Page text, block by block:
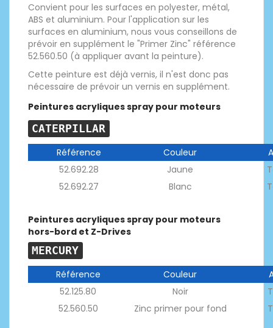
Convient pour les surfaces en polyester, métal,
ABS et aluminium. Pour l'application sur les
surfaces en aluminium, nous vous conseillons de
prévoir en supplément le "Primer Zinc" référence
52.560.50 (à appliquer avant la peinture).
Cette peinture est déjà vernis, il n'est donc pas
nécessaire de prévoir un vernis en supplément.
Peintures acryliques spray pour moteurs
CATERPILLAR
Référence Couleur
52.692.28
Jaune
52.692.27
Blanc
Peintures acryliques spray pour moteurs
hors-bord et Z-Drives
MERCURY
Référence Couleur
52.125.80
Noir
52.560.50
Zinc primer pour fond